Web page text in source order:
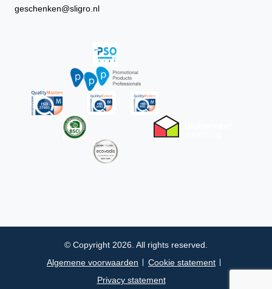
geschenken@sligro.nl
© Copyright 2026. All rights reserved.
Algemene voorwaarden
Cookie statement
Privacy statement